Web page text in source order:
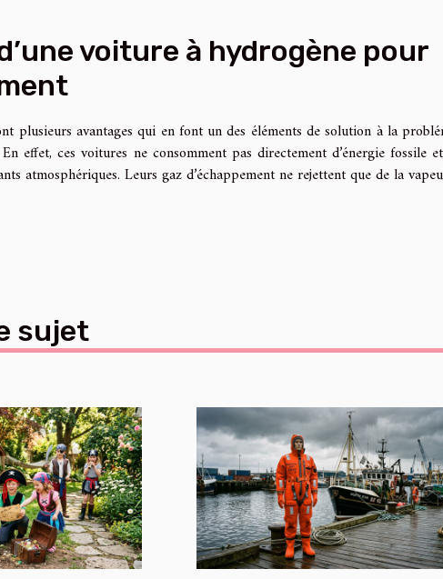
voiture à hydrogène pour
plusieurs avantages qui en font un des éléments de solution à la
effet, ces voitures ne consomment pas directement d’énergie fossile
atmosphériques. Leurs gaz d’échappement ne rejettent que de la
sujet